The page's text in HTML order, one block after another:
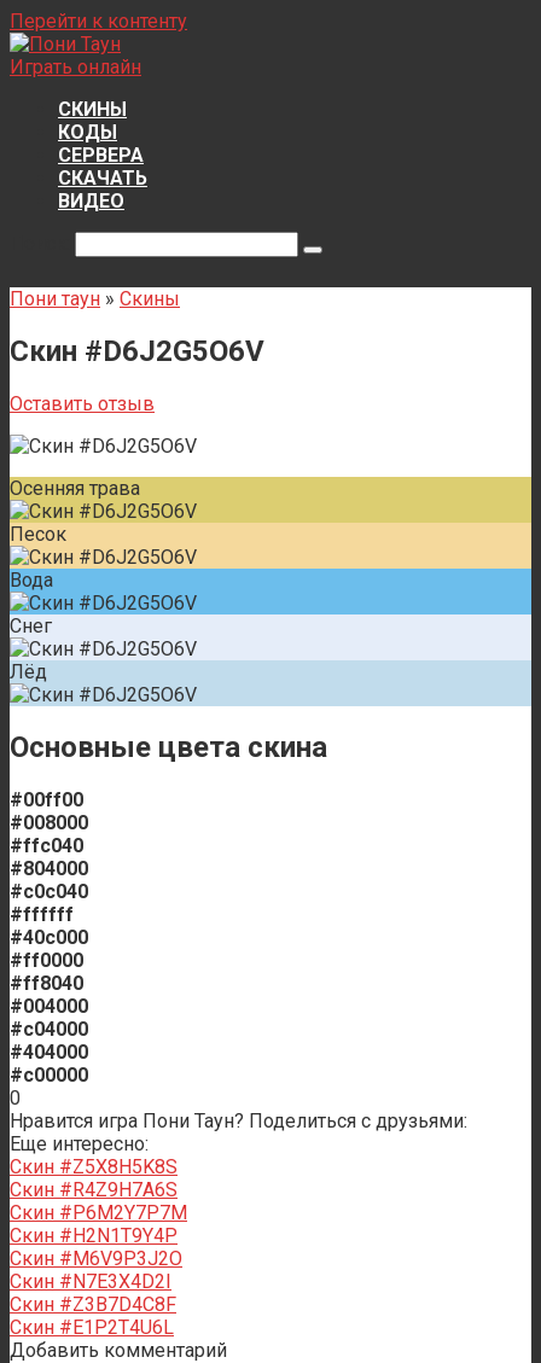
Перейти к контенту
Играть онлайн
СКИНЫ
КОДЫ
СЕРВЕРА
СКАЧАТЬ
ВИДЕО
Пони таун » Скины
Скин #D6J2G5O6V
Оставить отзыв
Осенняя трава
Песок
Вода
Снег
Лёд
Основные цвета скина
#00ff00
#008000
#ffc040
#804000
#c0c040
#ffffff
#40c000
#ff0000
#ff8040
#004000
#c04000
#404000
#c00000
0
Нравится игра Пони Таун? Поделиться с друзьями:
Еще интересно:
Скин #Z5X8H5K8S
Скин #R4Z9H7A6S
Скин #P6M2Y7P7M
Скин #H2N1T9Y4P
Скин #M6V9P3J2O
Скин #N7E3X4D2I
Скин #Z3B7D4C8F
Скин #E1P2T4U6L
Добавить комментарий